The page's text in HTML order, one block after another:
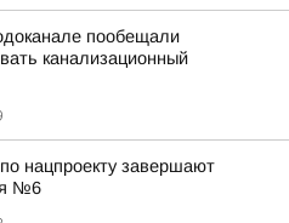
пообещали
канализационный
нацпроекту завершают
№6